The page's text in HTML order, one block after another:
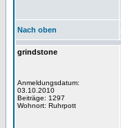
Nach oben
grindstone
Anmeldungsdatum:
03.10.2010
Beiträge: 1297
Wohnort: Ruhrpott